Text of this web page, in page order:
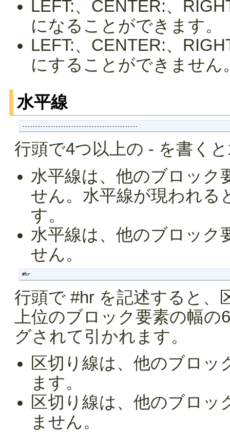
LEFT:、CENTER:、
になることができます。
LEFT:、CENTER:、
にすることができません
水平線
---------------------------------------------
行頭で4つ以上の - を書く
水平線は、他のブロック
せん。水平線が現われる
す。
水平線は、他のブロック
せん。
#hr
行頭で #hr を記述すると、
上位のブロック要素の幅
グされて引かれます。
区切り線は、他のブロ
ます。
区切り線は、他のブロ
ません。